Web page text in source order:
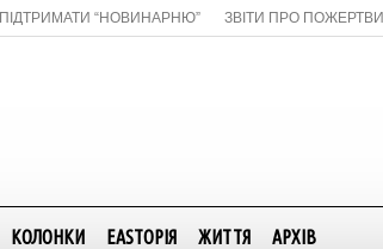
ПІДТРИМАТИ “НОВИНАРНЮ” ЗВІТИ ПРО ПОЖЕРТВИ
КОЛОНКИ EASTОРІЯ ЖИТТЯ АРХІВ